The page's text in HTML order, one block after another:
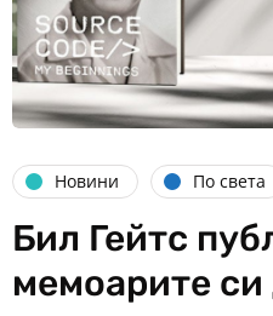
Новини По света
Бил Гейтс
мемоарите си